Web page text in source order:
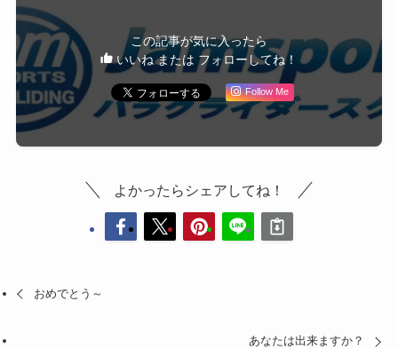
この記事が気に入ったら
いいね または フォローしてね！
Follow Me
よかったらシェアしてね！
おめでとう～
あなたは出来ますか？